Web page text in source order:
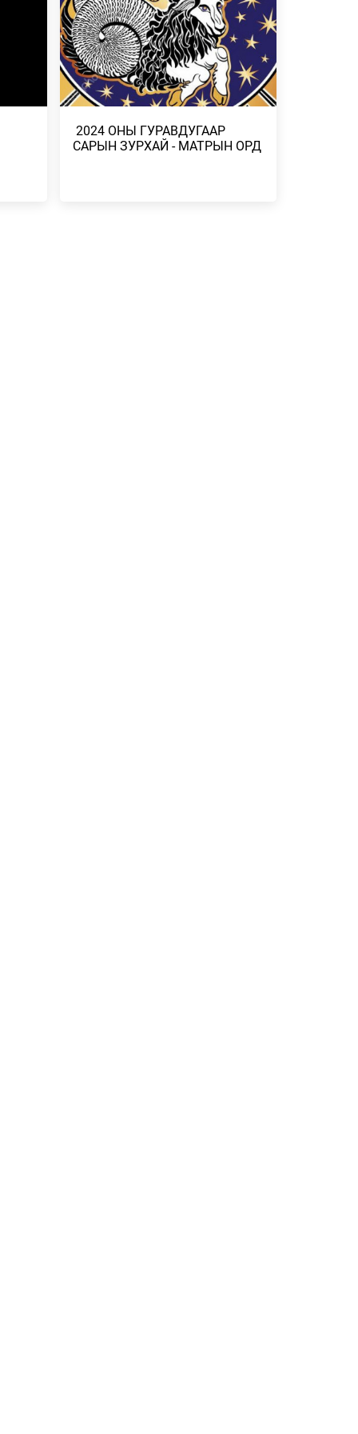
НЭМЭЛТ БҮТЭЭГ…
2026/07/27
​ 2024 ОНЫ ГУРАВДУГААР
САРЫН ЗУРХАЙ - МАТРЫН ОРД